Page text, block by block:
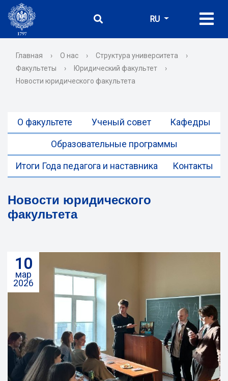
RU
Главная › О нас › Структура университета
›
Факультеты
› Юридический факультет
›
Новости юридического факультета
О факультете Ученый совет Кафедры
Образовательные программы
Итоги Года педагога и наставника Контакты
Новости юридического
факультета
10
мар
2026